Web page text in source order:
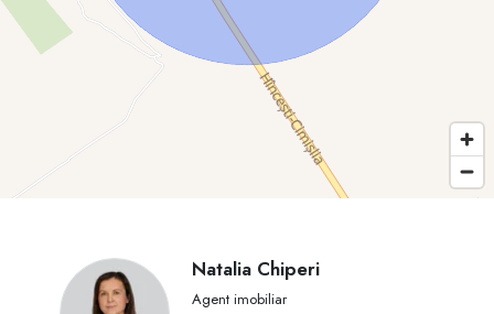
Natalia Chiperi
Agent imobiliar